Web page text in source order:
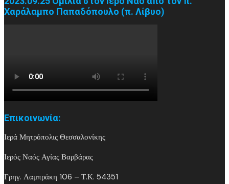
Χαράλαμπο Παπαδόπουλο (π. Λίβυο)
Επικοινωνία:
Ιερά Μητρόπολις Θεσσαλονίκης
Ιερός Ναός Αγίας Βαρβάρας
Γρηγ. Λαμπράκη 106 – Τ.Κ. 54351